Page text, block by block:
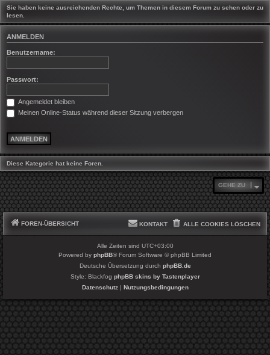
Sie haben keine ausreichenden Rechte, um Themen in diesem Forum zu sehen oder zu
lesen.
ANMELDEN
Benutzername:
Passwort:
Angemeldet bleiben
Meinen Online-Status während dieser Sitzung verbergen
Diese Kategorie hat keine Foren.
GEHE ZU
FOREN-ÜBERSICHT ALLE COOKIES LÖSCHEN
KONTAKT
Alle Zeiten sind UTC+03:00
Powered by phpBB® Forum Software © phpBB Limited
Deutsche Übersetzung durch phpBB.de
Style: Blackfog phpBB skins by Tastenplayer
Datenschutz| Nutzungsbedingungen